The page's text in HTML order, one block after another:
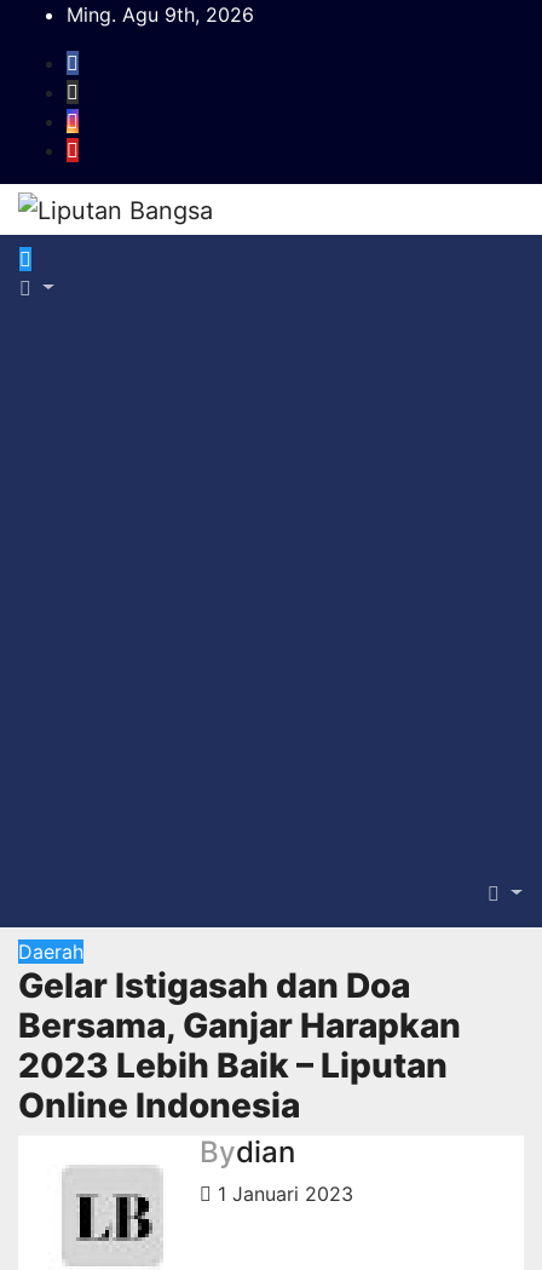
content
Ming. Agu 9th, 2026
Daerah
Gelar Istigasah dan Doa
Bersama, Ganjar Harapkan
2023 Lebih Baik – Liputan
Online Indonesia
Bydian
1 Januari 2023